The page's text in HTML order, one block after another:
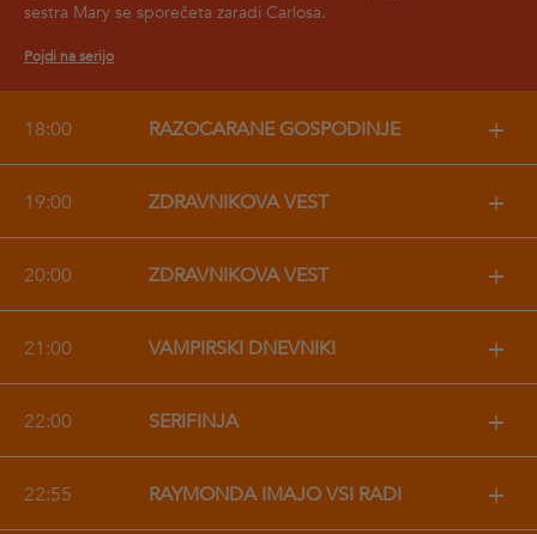
sestra Mary se sporečeta zaradi Carlosa.
Pojdi na serijo
18:00 RAZOČARANE GOSPODINJE +
19:00 ZDRAVNIKOVA VEST +
20:00 ZDRAVNIKOVA VEST +
21:00 VAMPIRSKI DNEVNIKI +
22:00 ŠERIFINJA +
22:55 RAYMONDA IMAJO VSI RADI +